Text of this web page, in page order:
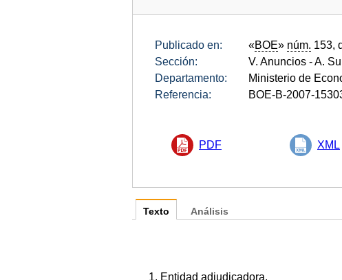
Publicado en: «BOE» núm. 153,
Sección:
V. Anuncios - A.
Departamento:
Ministerio de
Referencia:
BOE-B-2007-
PDF XML
Texto
1. Entidad adjudicadora.
Análisis